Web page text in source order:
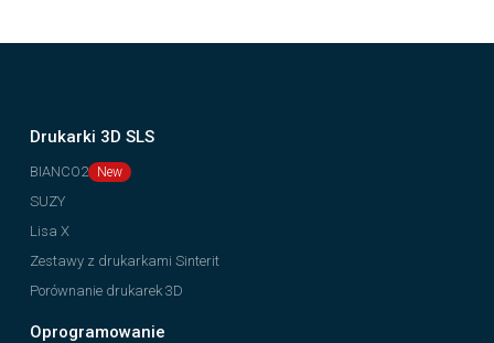
Drukarki 3D SLS
BIANCO2
SUZY
Lisa X
Zestawy z drukarkami Sinterit
Porównanie drukarek 3D
Oprogramowanie